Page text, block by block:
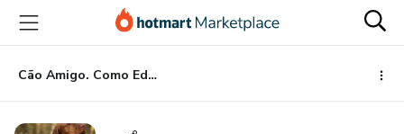
para
conteúdo
principal
para
pagamento
para
rodapé
Cão Amigo. Como Educar Seu Cachorro